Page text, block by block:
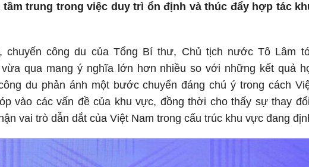
trung trong việc duy trì ổn định và thúc đẩy hợp tác
chuyến công du của Tổng Bí thư, Chủ tịch nước Tô Lâm
vừa qua mang ý nghĩa lớn hơn nhiều so với những kết quả
du phản ánh một bước chuyển đáng chú ý trong cách
vào các vấn đề của khu vực, đồng thời cho thấy sự thay
vai trò dẫn dắt của Việt Nam trong cấu trúc khu vực đang